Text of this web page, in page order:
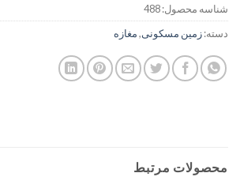
شناسه محصول:488
دسته:زمین مسکونی,مغازه
محصولات مرتبط